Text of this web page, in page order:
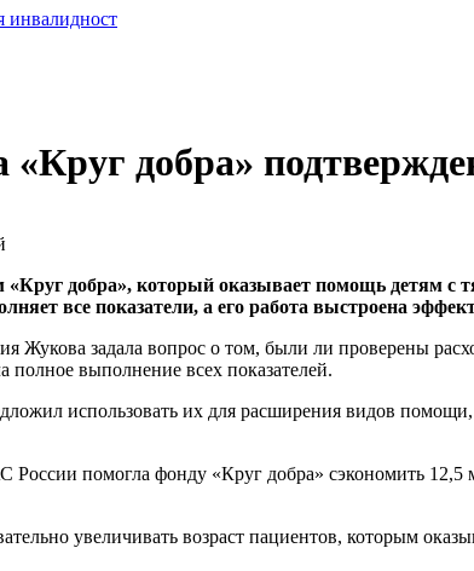
инвалидност
добра»
«Круг добра», который оказывает помощь детям
все показатели, а его работа выстроена
Жукова задала вопрос о том, были ли проверены
полное выполнение всех показателей.
использовать их для расширения видов
помогла фонду «Круг добра» сэкономить 12,5
увеличивать возраст пациентов, которым